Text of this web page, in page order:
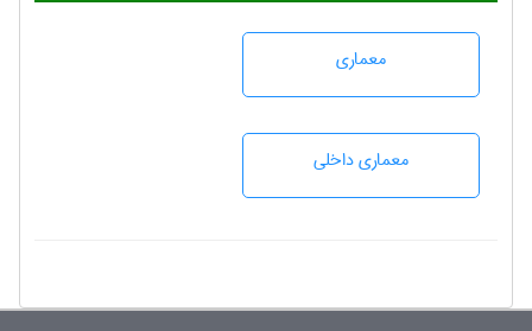
معماری
معماری داخلی